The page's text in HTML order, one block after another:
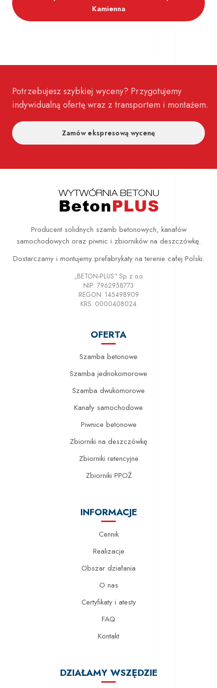
Kamienna
Potrzebujesz szybkiej wyceny? Przygotujemy
indywidualną ofertę wraz z transportem i montażem.
Zamów ekspresową wycenę
Producent solidnych szamb betonowych, kanałów
samochodowych oraz piwnic i zbiorników na deszczówkę.
Dostarczamy i montujemy prefabrykaty na terenie całej Polski.
„BETON-PLUS” Sp. z o.o.
NIP: 7962958773
REGON: 145498909
KRS: 0000408024
OFERTA
Szamba betonowe
Szamba jednokomorowe
Szamba dwukomorowe
Kanały samochodowe
Piwnice betonowe
Zbiorniki na deszczówkę
Zbiorniki retencyjne
Zbiorniki PPOŻ
INFORMACJE
Cennik
Realizacje
Obszar działania
O nas
Certyfikaty i atesty
FAQ
Kontakt
DZIAŁAMY WSZĘDZIE